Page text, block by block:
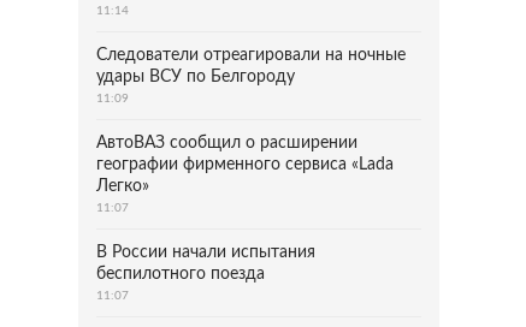
11:14
Следователи отреагировали на ночные
удары ВСУ по Белгороду
11:09
АвтоВАЗ сообщил о расширении
географии фирменного сервиса «Lada
Легко»
11:07
В России начали испытания
беспилотного поезда
11:07